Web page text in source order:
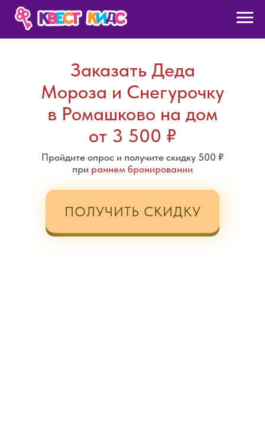
Пройдите опрос и получите скидку 500 ₽
при раннем бронировании
ПОЛУЧИТЬ СКИДКУ
Заказать Деда
Мороза и Снегурочку
в Ромашково на дом
от 3 500 ₽